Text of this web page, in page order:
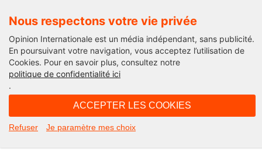
Nous respectons votre vie privée
Opinion Internationale est un média indépendant, sans publicité.
En poursuivant votre navigation, vous acceptez l’utilisation de
Cookies. Pour en savoir plus, consultez notre
politique de confidentialité ici
.
ACCEPTER LES COOKIES
Refuser Je paramètre mes choix
La chronique d'Anne Bassi
Liens. La chronique littéraire d’Anne